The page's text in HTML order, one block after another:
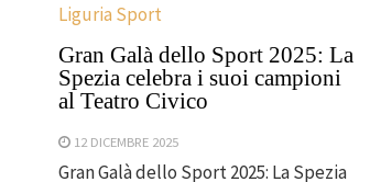
Liguria Sport
Gran Galà dello Sport 2025: La
Spezia celebra i suoi campioni
al Teatro Civico
12 DICEMBRE 2025
Gran Galà dello Sport 2025: La Spezia